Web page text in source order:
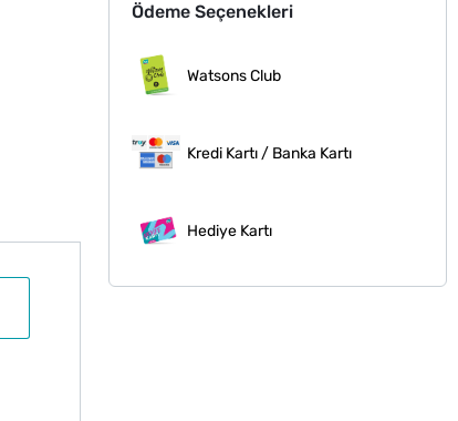
Ödeme Seçenekleri
Watsons Club
Kredi Kartı / Banka Kartı
Hediye Kartı